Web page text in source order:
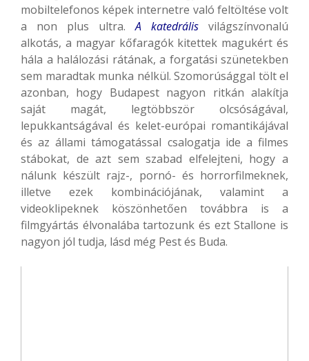
mobiltelefonos képek internetre való feltöltése volt
a non plus ultra.A katedrális
világszínvonalú
alkotás, a magyar kőfaragók kitettek magukért és
hála a halálozási rátának, a forgatási szünetekben
sem maradtak munka nélkül. Szomorúsággal tölt el
azonban, hogy Budapest nagyon ritkán alakítja
saját magát, legtöbbször olcsóságával,
lepukkantságával és kelet-európai romantikájával
és az állami támogatással csalogatja ide a filmes
stábokat, de azt sem szabad elfelejteni, hogy a
nálunk készült rajz-, pornó- és horrorfilmeknek,
illetve ezek kombinációjának, valamint a
videoklipeknek köszönhetően továbbra is a
filmgyártás élvonalába tartozunk és ezt Stallone is
nagyon jól tudja, lásd még Pest és Buda.